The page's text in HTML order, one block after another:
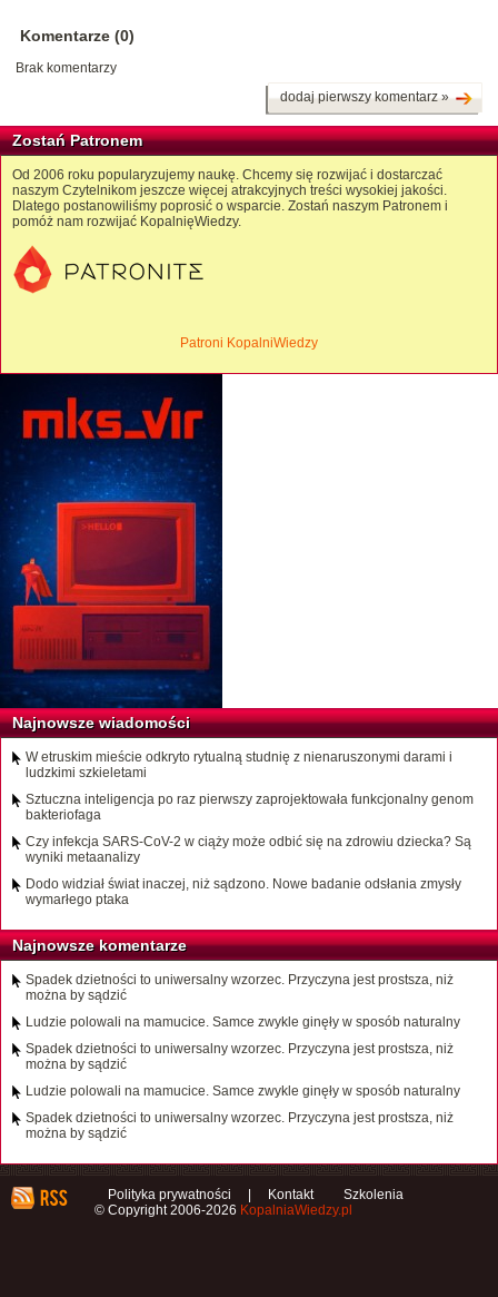
Komentarze (0)
Brak komentarzy
dodaj pierwszy komentarz »
Zostań Patronem
Od 2006 roku popularyzujemy naukę. Chcemy się rozwijać i dostarczać
naszym Czytelnikom jeszcze więcej atrakcyjnych treści wysokiej jakości.
Dlatego postanowiliśmy poprosić o wsparcie. Zostań naszym Patronem i
pomóż nam rozwijać KopalnięWiedzy.
Patroni KopalniWiedzy
Najnowsze wiadomości
W etruskim mieście odkryto rytualną studnię z nienaruszonymi darami i
ludzkimi szkieletami
Sztuczna inteligencja po raz pierwszy zaprojektowała funkcjonalny genom
bakteriofaga
Czy infekcja SARS-CoV-2 w ciąży może odbić się na zdrowiu dziecka? Są
wyniki metaanalizy
Dodo widział świat inaczej, niż sądzono. Nowe badanie odsłania zmysły
wymarłego ptaka
Najnowsze komentarze
Spadek dzietności to uniwersalny wzorzec. Przyczyna jest prostsza, niż
można by sądzić
Ludzie polowali na mamucice. Samce zwykle ginęły w sposób naturalny
Spadek dzietności to uniwersalny wzorzec. Przyczyna jest prostsza, niż
można by sądzić
Ludzie polowali na mamucice. Samce zwykle ginęły w sposób naturalny
Spadek dzietności to uniwersalny wzorzec. Przyczyna jest prostsza, niż
można by sądzić
Polityka prywatności Kontakt
Szkolenia
© Copyright 2006-2026 KopalniaWiedzy.pl